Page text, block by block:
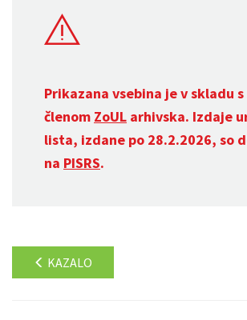
Prikazana vsebina je v skladu s
členom ZoUL arhivska. Izdaje
lista, izdane po 28.2.2026, so
na PISRS.
KAZALO